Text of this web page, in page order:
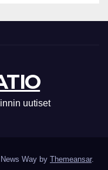
uutiset
Way by Themeansar.